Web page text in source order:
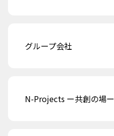
グループ会社
N-Projects ー共創の場ー